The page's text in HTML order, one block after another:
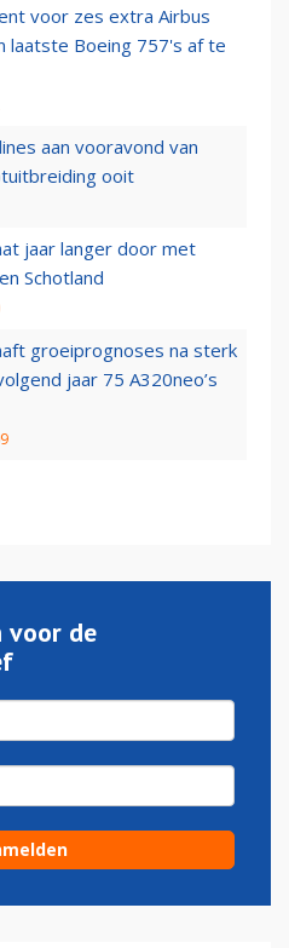
voor zes extra Airbus
laatste Boeing 757's af te
aan vooravond van
ooit
jaar langer door met
Schotland
groeiprognoses na sterk
jaar 75 A320neo’s
voor de